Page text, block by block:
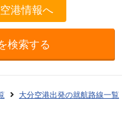
港情報へ
検索する
大分空港出発の就航路線一覧